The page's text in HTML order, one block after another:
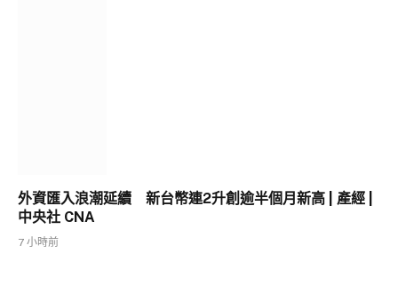
外資匯入浪潮延續 新台幣連2升創逾半個月新高 | 產經 |
中央社 CNA
7 小時前